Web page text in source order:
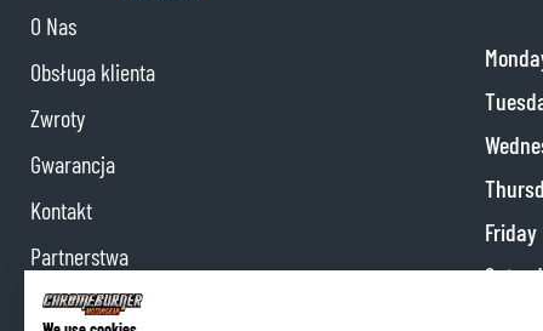
O Nas
Obsługa klienta
Zwroty
Gwarancja
Kontakt
Partnerstwa
Program partnerski
Friday